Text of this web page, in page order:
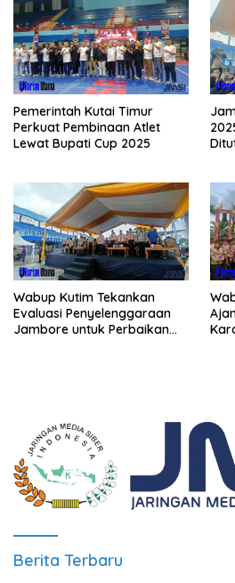
Pemerintah Kutai Timur
Perkuat Pembinaan Atlet
Lewat Bupati Cup 2025
Wabup Kutim Tekankan
Evaluasi Penyelenggaraan
Jambore untuk Perbaikan
Berita Terbaru